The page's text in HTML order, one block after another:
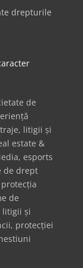
drepturile
de
litigii și
estate &
esports
de drept
de
litigii și
protecției